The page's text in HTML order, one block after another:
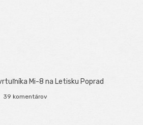
Mi-8 na Letisku Poprad
39 komentárov